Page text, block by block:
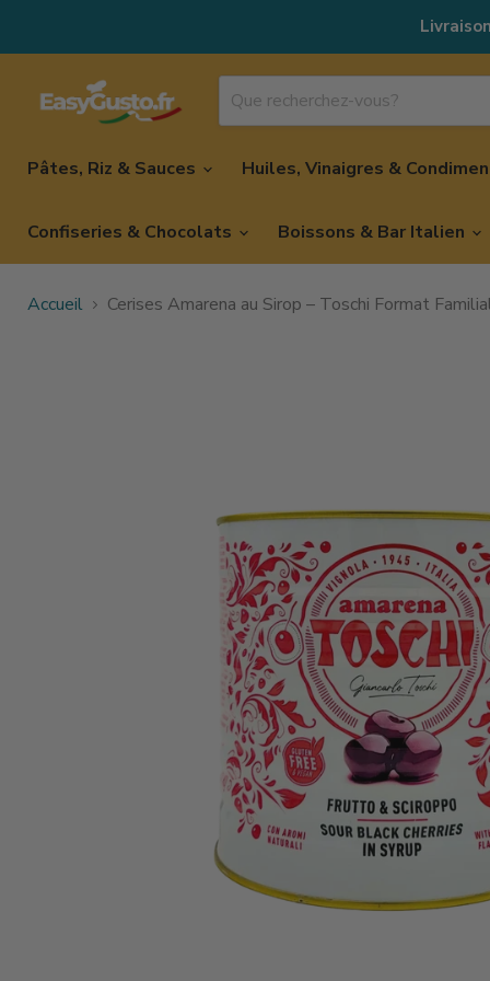
Pâtes, Riz & Sauces Huiles, Vinaigres &
Confiseries & Chocolats Boissons & Bar Italien
Accueil Cerises Amarena au Sirop – Toschi Format